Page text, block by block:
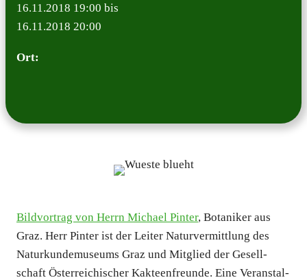
16.11.2018 19:00 bis
16.11.2018 20:00
Ort:
Bild­vor­trag von Herrn Micha­el Pin­ter, Bota­ni­ker aus
Graz. Herr Pin­ter ist der Lei­ter Natur­ver­mitt­lung des
Natur­kun­de­mu­se­ums Graz und Mit­glied der Gesell­
schaft Öster­rei­chi­scher Kak­teen­freun­de. Eine Ver­an­stal­